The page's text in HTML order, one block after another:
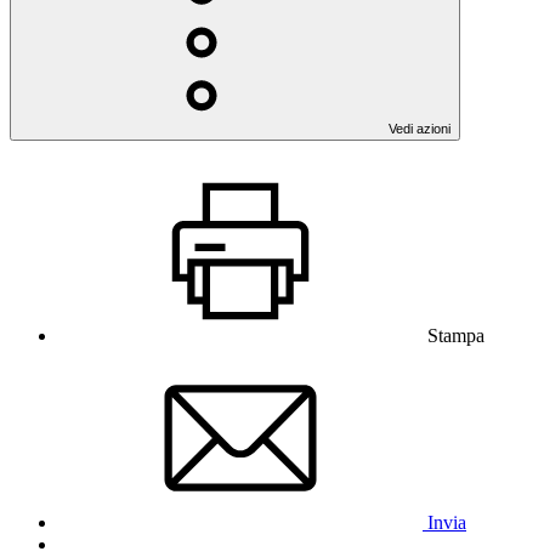
Vedi azioni
Stampa
Invia